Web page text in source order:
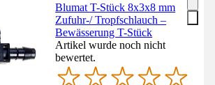
Blumat T-Stück 8x3x8 mm
Zufuhr-/ Tropfschlauch –
Bewässerung T-Stück
Artikel wurde noch nicht
bewertet.